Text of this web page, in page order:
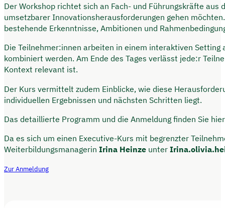
Der Workshop richtet sich an Fach- und Führungskräfte
umsetzbarer Innovationsherausforderungen gehen
bestehende Erkenntnisse, Ambitionen und
Die Teilnehmer:innen arbeiten in einem interaktiven
kombiniert werden. Am Ende des Tages verlässt jede:r
Kontext relevant ist.
Der Kurs vermittelt zudem Einblicke, wie diese
individuellen Ergebnissen und nächsten Schritten liegt.
Das detaillierte Programm und die Anmeldung finden Sie
Da es sich um einen Executive-Kurs mit begrenzter
Weiterbildungsmanagerin Irina Heinze unter
Zur Anmeldung